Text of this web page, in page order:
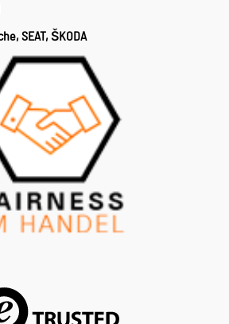
auf der Rückseite. 3. Wie groß
betragen ca. 19 x 11,6 x 1 cm und
für gängige Smartphones. 4. Ist
geeignet? Ja, durch ihr kompaktes
ist sie ideal für unterwegs
SEAT, ŠKODA